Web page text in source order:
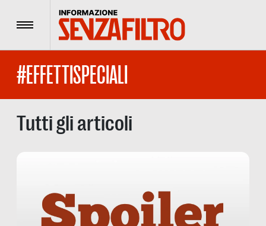
Menu
#EFFETTISPECIALI
Tutti gli articoli